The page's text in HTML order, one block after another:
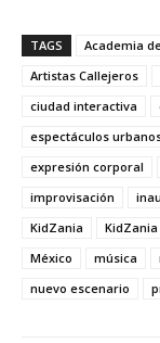
TAGS Academia
Artistas Callejeros
ciudad interactiva
espectáculos
expresión corporal
improvisación
KidZania
KidZania
México
música
nuevo escenario